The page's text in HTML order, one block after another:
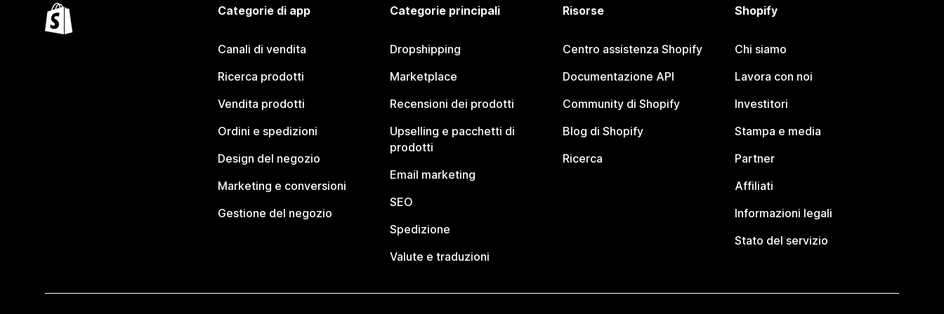
Categorie di app
Canali di vendita
Ricerca prodotti
Vendita prodotti
Ordini e spedizioni
Design del negozio
Marketing e conversioni
Gestione del negozio
Categorie principali
Dropshipping
Marketplace
Recensioni dei prodotti
Upselling e pacchetti di
prodotti
Email marketing
SEO
Spedizione
Valute e traduzioni
Risorse
Centro assistenza Shopify
Documentazione API
Community di Shopify
Blog di Shopify
Ricerca
Shopify
Chi siamo
Lavora con noi
Investitori
Stampa e media
Partner
Affiliati
Informazioni legali
Stato del servizio